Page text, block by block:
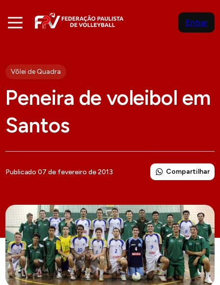
Entrar
Vôlei de Quadra
Peneira de voleibol em
Santos
Publicado 07 de fevereiro de 2013 Compartilhar